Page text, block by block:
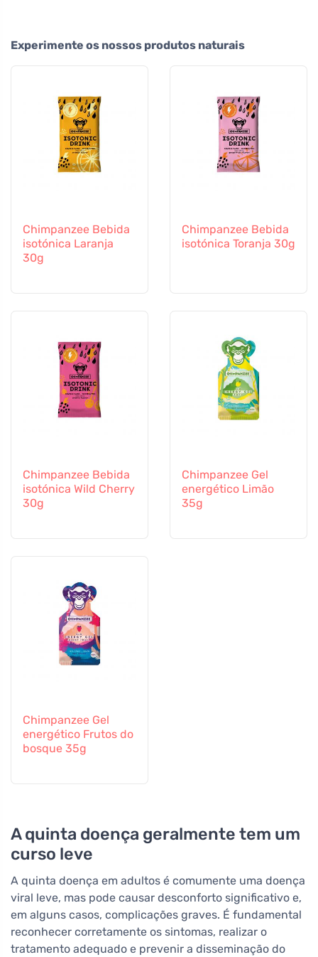
Experimente os nossos produtos naturais
Chimpanzee Bebida
isotónica Laranja
30g
Chimpanzee Bebida
isotónica Toranja 30g
Chimpanzee Bebida
isotónica Wild Cherry
30g
Chimpanzee Gel
energético Limão
35g
Chimpanzee Gel
energético Frutos do
bosque 35g
A quinta doença geralmente tem um
curso leve
A quinta doença em adultos é comumente uma doença
viral leve, mas pode causar desconforto significativo e,
em alguns casos, complicações graves. É fundamental
reconhecer corretamente os sintomas, realizar o
tratamento adequado e prevenir a disseminação do